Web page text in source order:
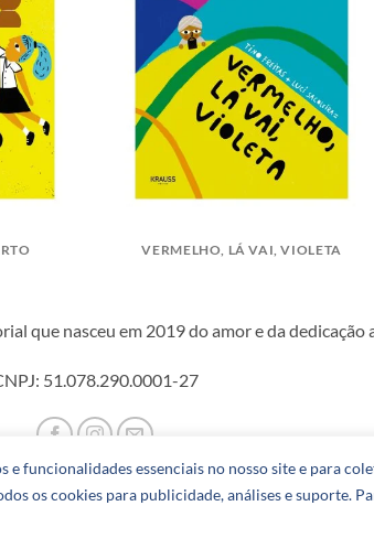
funcionalidades essenciais no nosso site e para
os cookies para publicidade, análises e suporte.
VERMELHO, LÁ VAI, VIOLETA
que nasceu em 2019 do amor e da dedicação
51.078.290.0001-27